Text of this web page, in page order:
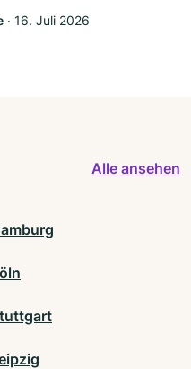
‧ 16. Juli 2026
Alle ansehen